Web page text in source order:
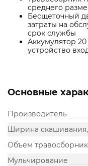
среднего
Бесщеточный
затраты на
срок службы
Аккумулятор
устройство
Основные
Производитель
Ширина
Объем
Мульчирование